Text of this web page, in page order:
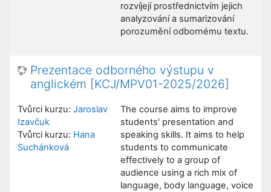
rozvíjejí prostřednictvím jejich
analyzování a sumarizování
porozumění odbornému textu.
Prezentace odborného výstupu v
anglickém [KCJ/MPV01-2025/2026]
The course aims to improve
students' presentation and
speaking skills. It aims to help
students to communicate
effectively to a group of
audience using a rich mix of
language, body language, voice
Tvůrci kurzu: Jaroslav
Izavčuk
Tvůrci kurzu: Hana
Suchánková